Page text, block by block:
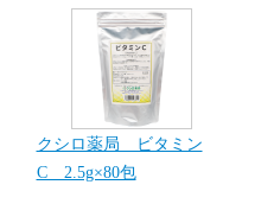
クシロ薬局 ビタミン
C 2.5g×80包